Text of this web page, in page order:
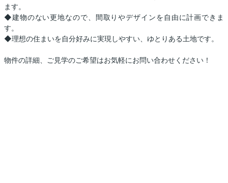
ます。
◆建物のない更地なので、間取りやデザインを自由に計画できま
す。
◆理想の住まいを自分好みに実現しやすい、ゆとりある土地です。
物件の詳細、ご見学のご希望はお気軽にお問い合わせください！